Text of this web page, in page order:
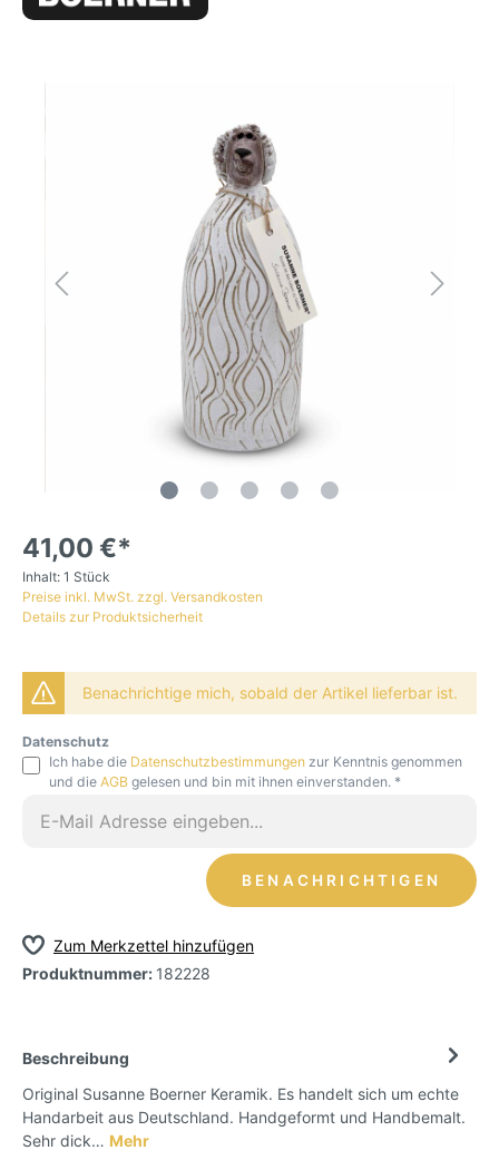
41,00 €*
Inhalt: 1 Stück
Preise inkl. MwSt. zzgl. Versandkosten
Details zur Produktsicherheit
Benachrichtige mich, sobald der Artikel lieferbar ist.
Datenschutz
Ich habe die Datenschutzbestimmungen zur Kenntnis genommen
und die AGB gelesen und bin mit ihnen einverstanden. *
BENACHRICHTIGEN
Zum Merkzettel hinzufügen
Produktnummer: 182228
Beschreibung
Original Susanne Boerner Keramik. Es handelt sich um echte
Handarbeit aus Deutschland. Handgeformt und Handbemalt.
Sehr dick… Mehr